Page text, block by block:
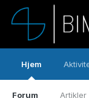
Hjem
Forum Artikler